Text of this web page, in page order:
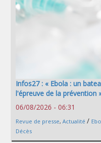
Infos27 : « Ebola : un
l'épreuve de la prévention
06/08/2026 - 06:31
Revue de presse, Actualité /
Décès